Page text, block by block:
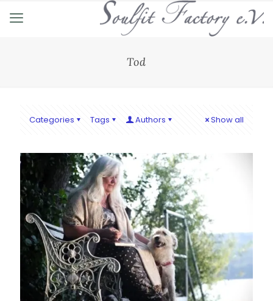
Tod
Categories Tags Authors Show all